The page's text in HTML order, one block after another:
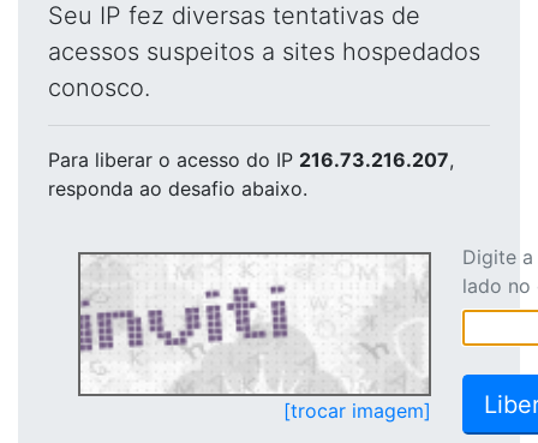
Seu IP fez diversas tentativas de
acessos suspeitos a sites hospedados
conosco.
Para liberar o acesso do IP 216.73.216.207,
responda ao desafio abaixo.
[trocar imagem]
Digite
lado no